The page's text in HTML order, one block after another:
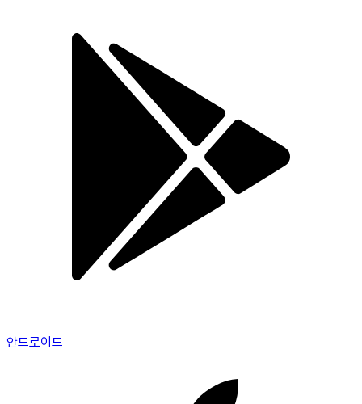
안드로이드